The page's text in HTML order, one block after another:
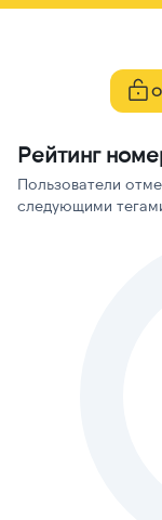
Рейтинг
Пользователи
следующими